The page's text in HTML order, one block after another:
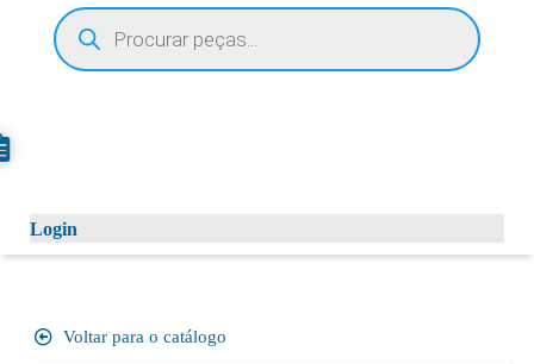
Login
Voltar para o catálogo